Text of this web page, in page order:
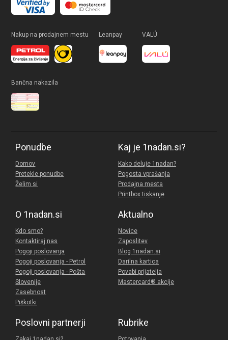
Nakup na prodajnem mestu Leanpay VALÚ
Bančna nakazila
Ponudbe
Domov
Pretekle ponudbe
Želim si
Kaj je 1nadan.si?
Kako deluje 1nadan?
Pogosta vprašanja
Prodajna mesta
Printbox tiskanje
O 1nadan.si
Kdo smo?
Kontaktiraj nas
Pogoji poslovanja
Pogoji poslovanja - Petrol
Pogoji poslovanja - Pošta
Slovenije
Zasebnost
Piškotki
Aktualno
Novice
Zaposlitev
Blog 1nadan.si
Darilna kartica
Povabi prijatelja
Mastercard® akcije
Poslovni partnerji Rubrike